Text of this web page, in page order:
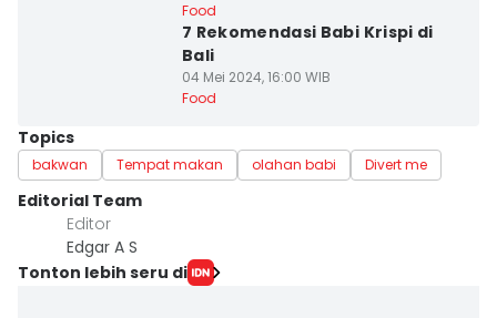
Food
7 Rekomendasi Babi Krispi di
Bali
04 Mei 2024, 16:00 WIB
Food
Topics
bakwan Tempat makan olahan babi Divert me
Editorial Team
Editor
Edgar A S
Tonton lebih seru di